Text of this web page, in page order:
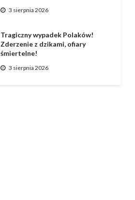
3 sierpnia 2026
Tragiczny wypadek Polaków!
Zderzenie z dzikami, ofiary
śmiertelne!
3 sierpnia 2026